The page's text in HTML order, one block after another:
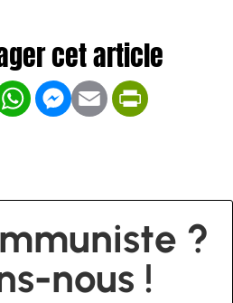
X WhatsApp
Messenger
Email
?
nous !